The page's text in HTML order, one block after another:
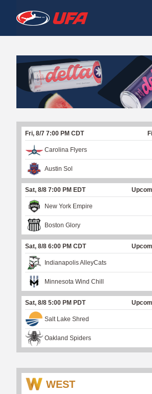
W
A
T
C
H
U
F
A
Fri, 8/7 7:00 PM CDT
Carolina Flyers
Austin Sol
Sat, 8/8 7:00 PM EDT
New York Empire
Boston Glory
Sat, 8/8 6:00 PM CDT
Indianapolis AlleyCats
Minnesota Wind Chill
Sat, 8/8 5:00 PM PDT
Salt Lake Shred
Oakland Spiders
WEST